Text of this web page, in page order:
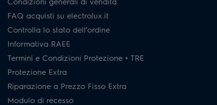
FAQ acquisti su electrolux.it
Controlla lo stato dell’ordine
Informativa RAEE
Termini e Condizioni Protezione + TRE
Protezione Extra
Riparazione a Prezzo Fisso Extra
Modulo di recesso